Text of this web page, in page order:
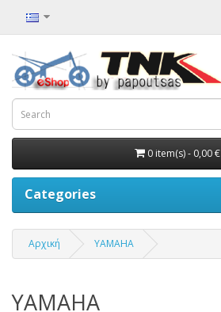
0 item(s) - 0,00 €
Categories
Αρχική YAMAHA
YAMAHA